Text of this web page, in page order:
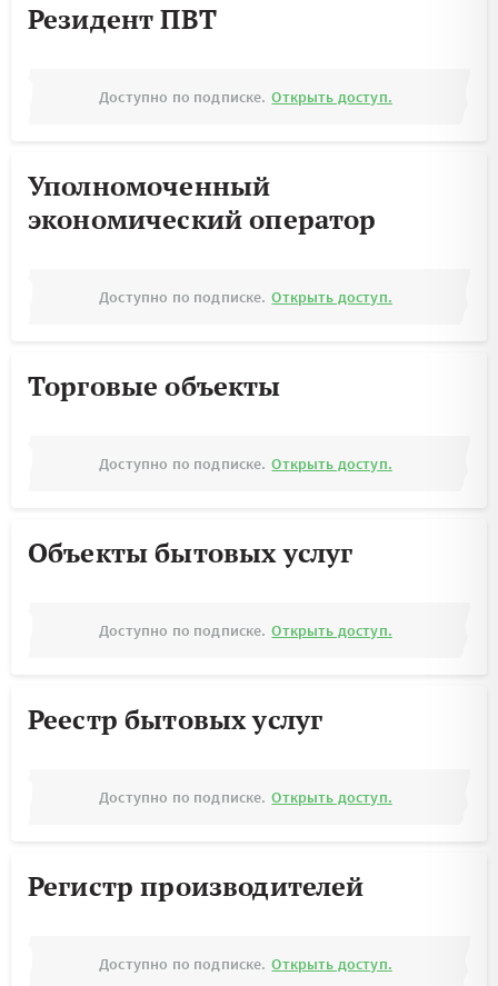
Резидент ПВТ
Доступно по подписке. Открыть доступ.
Уполномоченный
экономический оператор
Доступно по подписке. Открыть доступ.
Торговые объекты
Доступно по подписке. Открыть доступ.
Объекты бытовых услуг
Доступно по подписке. Открыть доступ.
Реестр бытовых услуг
Доступно по подписке. Открыть доступ.
Регистр производителей
Доступно по подписке. Открыть доступ.